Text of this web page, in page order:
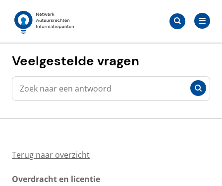
naar
content
Auteursrechten.nl
Zoeken
naar:
Zoeken
Veelgestelde vragen
Zoeken
Zoeken
Terug naar overzicht
Overdracht en licentie